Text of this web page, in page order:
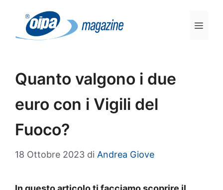
contenuto
Quanto valgono i due
euro con i Vigili del
Fuoco?
18 Ottobre 2023 di Andrea Giove